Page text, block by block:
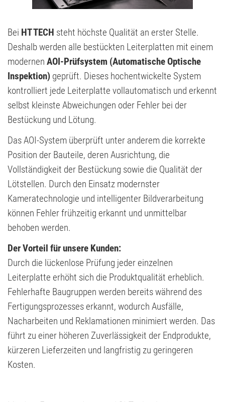
Bei HT TECH steht höchste Qualität an erster Stelle.
Deshalb werden alle bestückten Leiterplatten mit einem
modernen AOI-Prüfsystem (Automatische Optische
Inspektion) geprüft. Dieses hochentwickelte System
kontrolliert jede Leiterplatte vollautomatisch und erkennt
selbst kleinste Abweichungen oder Fehler bei der
Bestückung und Lötung.
Das AOI-System überprüft unter anderem die korrekte
Position der Bauteile, deren Ausrichtung, die
Vollständigkeit der Bestückung sowie die Qualität der
Lötstellen. Durch den Einsatz modernster
Kameratechnologie und intelligenter Bildverarbeitung
können Fehler frühzeitig erkannt und unmittelbar
behoben werden.
Der Vorteil für unsere Kunden:
Durch die lückenlose Prüfung jeder einzelnen
Leiterplatte erhöht sich die Produktqualität erheblich.
Fehlerhafte Baugruppen werden bereits während des
Fertigungsprozesses erkannt, wodurch Ausfälle,
Nacharbeiten und Reklamationen minimiert werden. Das
führt zu einer höheren Zuverlässigkeit der Endprodukte,
kürzeren Lieferzeiten und langfristig zu geringeren
Kosten.